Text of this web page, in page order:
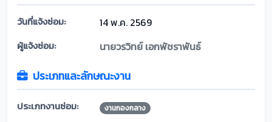
วันที่แจ้งซ่อม: 14 พ.ค. 2569
ผู้แจ้งซ่อม: นายวรวิทย์ เอกพัชราพันธ์
ประเภทและลักษณะงาน
ประเภทงานซ่อม: งานกองกลาง